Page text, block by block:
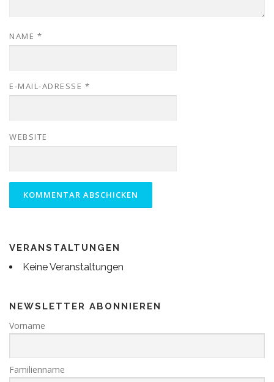
NAME *
E-MAIL-ADRESSE *
WEBSITE
VERANSTALTUNGEN
Keine Veranstaltungen
NEWSLETTER ABONNIEREN
Vorname
Familienname